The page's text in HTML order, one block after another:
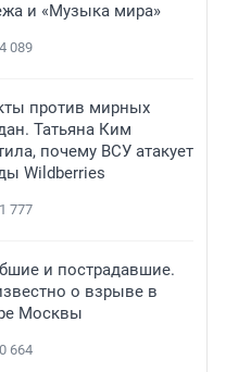
и «Музыка мира»
089
против мирных
Татьяна Ким
почему ВСУ атакует
Wildberries
777
и пострадавшие.
о взрыве в
Москвы
664